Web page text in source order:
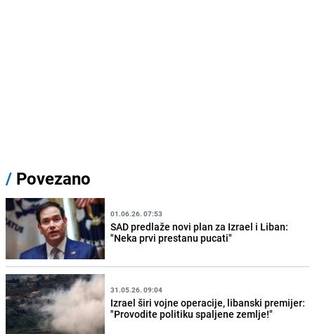
/ Povezano
01.06.26. 07:53
SAD predlaže novi plan za Izrael i Liban:
"Neka prvi prestanu pucati"
31.05.26. 09:04
Izrael širi vojne operacije, libanski premijer:
"Provodite politiku spaljene zemlje!"